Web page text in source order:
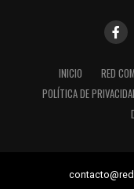
INICIO RED
POLÍTICA DE